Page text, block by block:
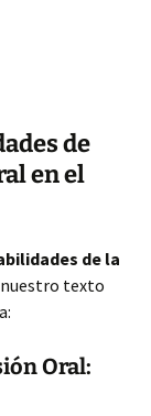
de
en el
de la
texto
Oral: